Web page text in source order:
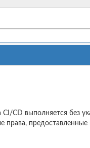
CI/CD выполняется без
права, предоставленные